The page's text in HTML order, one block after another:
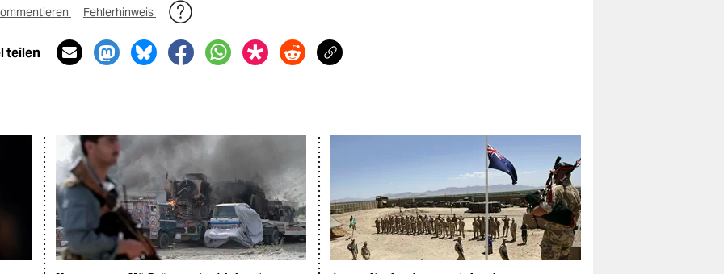
Fehlerhinweis
teilen